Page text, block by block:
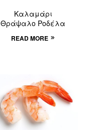
Καλαμάρι
Θράψαλο Ροδέλα
READ MORE